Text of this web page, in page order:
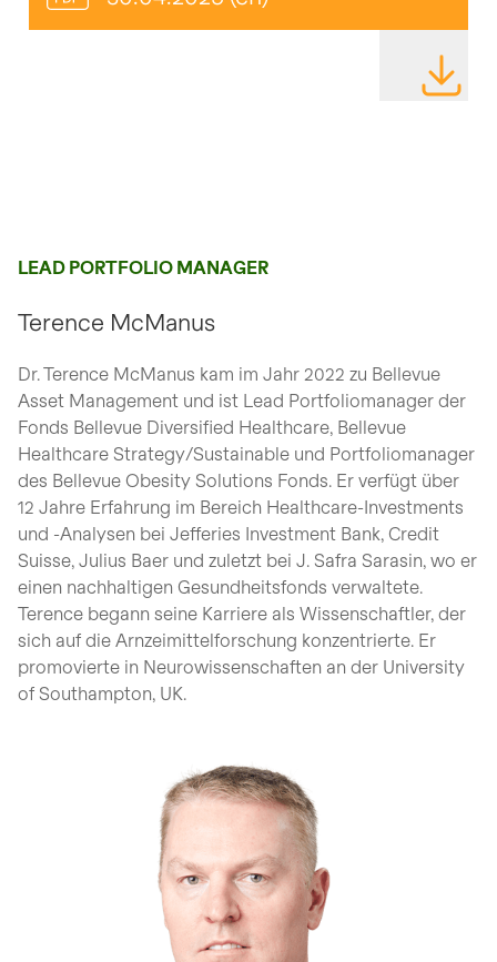
DATEI
LEAD PORTFOLIO MANAGER
Terence McManus
Dr. Terence McManus kam im Jahr 2022 zu Bellevue
Asset Management und ist Lead Portfoliomanager der
Fonds Bellevue Diversified Healthcare, Bellevue
Healthcare Strategy/Sustainable und Portfoliomanager
des Bellevue Obesity Solutions Fonds. Er verfügt über
12 Jahre Erfahrung im Bereich Healthcare-Investments
und -Analysen bei Jefferies Investment Bank, Credit
Suisse, Julius Baer und zuletzt bei J. Safra Sarasin, wo er
einen nachhaltigen Gesundheitsfonds verwaltete.
Terence begann seine Karriere als Wissenschaftler, der
sich auf die Arnzeimittelforschung konzentrierte. Er
promovierte in Neurowissenschaften an der University
of Southampton, UK.